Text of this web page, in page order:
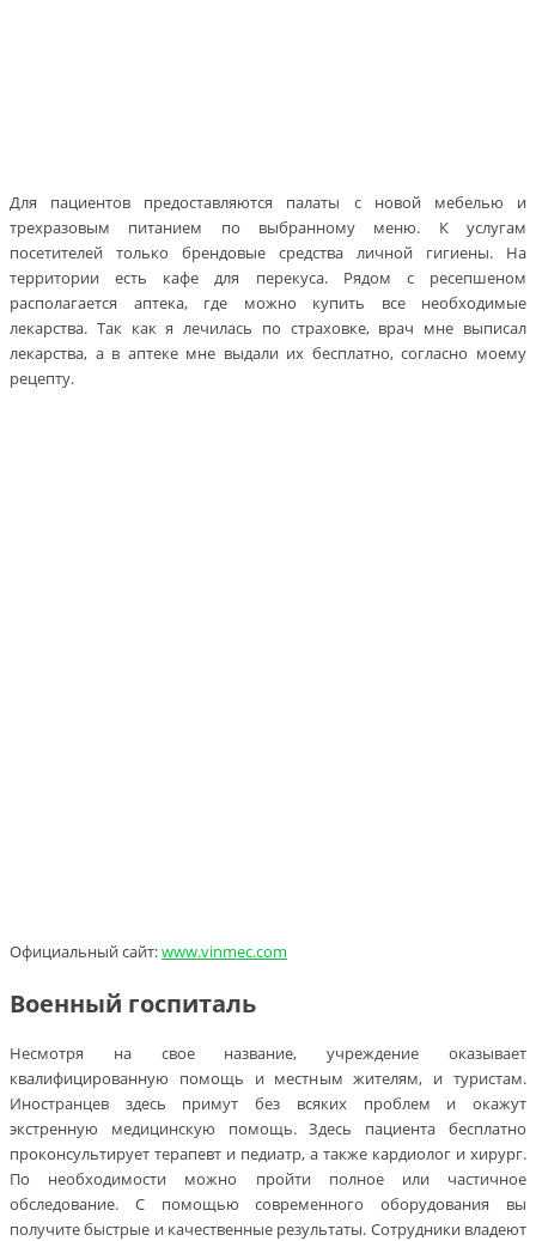
Для пациентов предоставляются палаты с новой мебелью и
трехразовым питанием по выбранному меню. К услугам
посетителей только брендовые средства личной гигиены. На
территории есть кафе для перекуса. Рядом с ресепшеном
располагается аптека, где можно купить все необходимые
лекарства. Так как я лечилась по страховке, врач мне выписал
лекарства, а в аптеке мне выдали их бесплатно, согласно моему
рецепту.
Официальный сайт:www.vinmec.com
Военный госпиталь
Несмотря на свое название, учреждение оказывает
квалифицированную помощь и местным жителям, и туристам.
Иностранцев здесь примут без всяких проблем и окажут
экстренную медицинскую помощь. Здесь пациента бесплатно
проконсультирует терапевт и педиатр, а также кардиолог и хирург.
По необходимости можно пройти полное или частичное
обследование. С помощью современного оборудования вы
получите быстрые и качественные результаты. Сотрудники владеют